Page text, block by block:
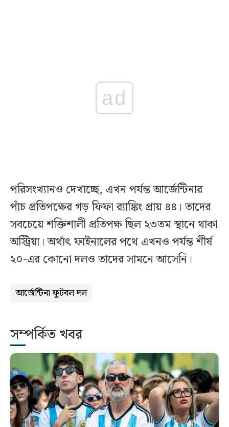
ad
পরিসংখ্যানও দেখাচ্ছে, এখন পর্যন্ত আর্জেন্টিনার
পাঁচ প্রতিপক্ষের গড় ফিফা র‌্যাঙ্কিং প্রায় ৪৪। তাদের
সবচেয়ে শক্তিশালী প্রতিপক্ষ ছিল ২৩তম স্থানে থাকা
অস্ট্রিয়া। অর্থাৎ ফাইনালের পথে এখনও পর্যন্ত শীর্ষ
২০-এর কোনো দলও তাদের সামনে আসেনি।
আর্জেন্টিনা ফুটবল দল
সম্পর্কিত খবর